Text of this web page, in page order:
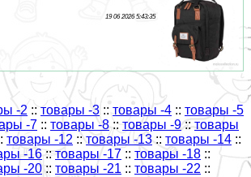
19 06 2026 5:43:35
-2 :: товары -3 :: товары -4 :: товары -5
-7 :: товары -8:: товары -9:: товары
товары -12 ::товары -13:: товары -14 ::
-16 :: товары -17 :: товары -18 ::
-20 :: товары -21 :: товары -22 ::